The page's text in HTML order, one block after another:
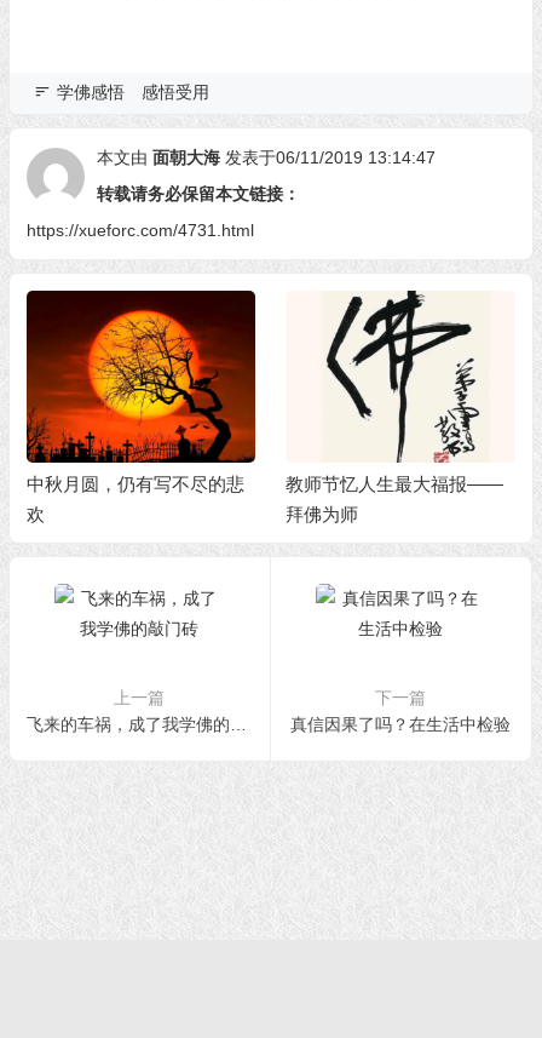
学佛感悟 感悟受用
本文由 面朝大海 发表于06/11/2019 13:14:47
转载请务必保留本文链接：
https://xueforc.com/4731.html
中秋月圆，仍有写不尽的悲
欢
教师节忆人生最大福报——
拜佛为师
上一篇
飞来的车祸，成了我学佛的敲门砖
下一篇
真信因果了吗？在生活中检验